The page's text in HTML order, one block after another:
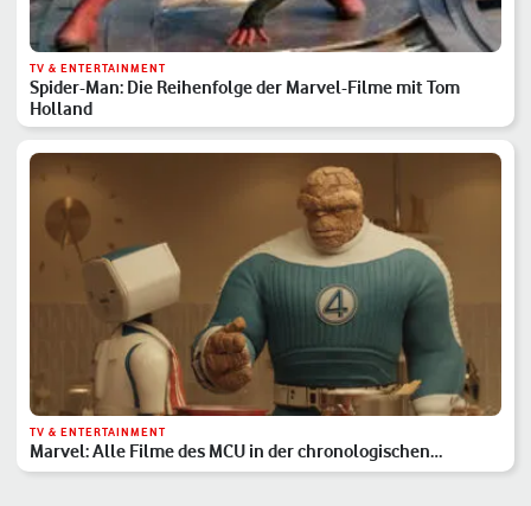
TV & ENTERTAINMENT
Spider-Man: Die Reihenfolge der Marvel-Filme mit Tom
Holland
TV & ENTERTAINMENT
Marvel: Alle Filme des MCU in der chronologischen
Reihenfolge